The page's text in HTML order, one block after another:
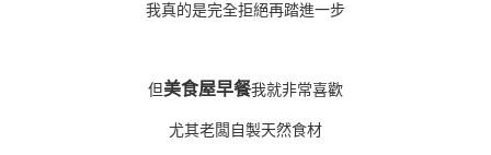
我真的是完全拒絕再踏進一步
但美食屋早餐我就非常喜歡
尤其老闆自製天然食材